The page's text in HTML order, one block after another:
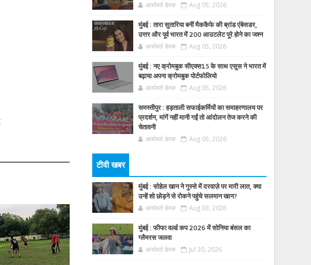
आर्यावर्त डेस्क Aug 05, 2026
मुंबई : तारा सुतारिया बनीं मैककैफे की ब्रांड एंबेसडर,
उत्तर और पूर्व भारत में 200 आउटलेट पूरे होने का जश्न
आर्यावर्त डेस्क Aug 05, 2026
मुंबई : नए क्रोमबुक सीएक्स15 के साथ एसुस ने भारत में
बढ़ाया अपना क्रोमबुक पोर्टफोलियो
आर्यावर्त डेस्क Aug 05, 2026
समस्तीपुर : हड़ताली सफाईकर्मियों का समाहरणालय पर
प्रदर्शन, मांगें नहीं मानी गईं तो आंदोलन तेज करने की
चेतावनी
आर्यावर्त डेस्क Aug 05, 2026
टीवी खबर
मुंबई : सोहेल खान ने गुस्से में दरवाज़े पर मारी लात, क्या
उन्हें शो छोड़ने से रोकने पहुंचे सलमान खान?
आर्यावर्त डेस्क Aug 03, 2026
मुंबई : फीफा वर्ल्ड कप 2026 में सोनिया बंसल का
ग्लैमरस जलवा
आर्यावर्त डेस्क Jul 30, 2026